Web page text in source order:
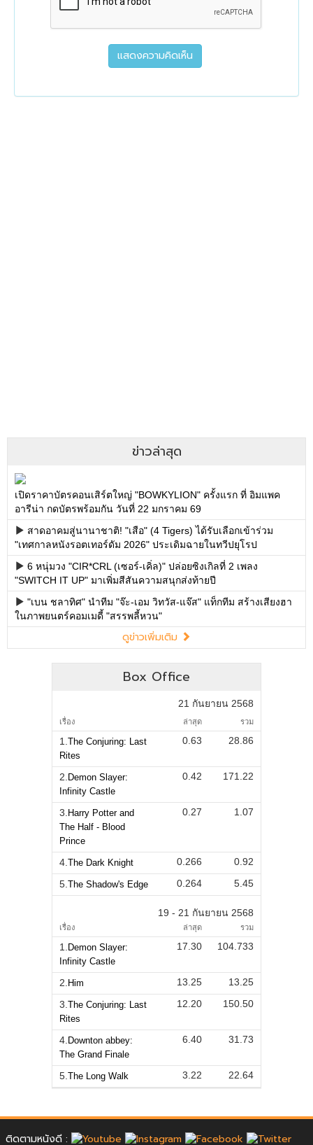
ข่าวล่าสุด
เปิดราคาบัตรคอนเสิร์ตใหญ่ "BOWKYLION" ครั้งแรก ที่ อิมแพค
อารีน่า กดบัตรพร้อมกัน วันที่ 22 มกราคม 69
สาดอาคมสู่นานาชาติ! "เสือ" (4 Tigers) ได้รับเลือกเข้าร่วม
"เทศกาลหนังรอตเทอร์ดัม 2026" ประเดิมฉายในทวีปยุโรป
6 หนุ่มวง "CIR*CRL (เซอร์-เคิ่ล)" ปล่อยซิงเกิลที่ 2 เพลง
"SWITCH IT UP" มาเพิ่มสีสันความสนุกส่งท้ายปี
"เบน ชลาทิศ" นำทีม "จ๊ะ-เอม วิทวัส-แจ๊ส" แท็กทีม สร้างเสียงฮา
ในภาพยนตร์คอมเมดี้ "สรรพลี้หวน"
ดูข่าวเพิ่มเติม
Box Office
21 กันยายน 2568
เรื่อง ล่าสุด รวม
1. The Conjuring: Last
Rites
0.63 28.86
2. Demon Slayer:
Infinity Castle
0.42 171.22
3. Harry Potter and
The Half - Blood
Prince
0.27 1.07
4. The Dark Knight 0.266
0.92
5. The Shadow's Edge 0.264 5.45
19 - 21 กันยายน 2568
เรื่อง ล่าสุด รวม
1. Demon Slayer:
Infinity Castle
17.30 104.733
2. Him 13.25
13.25
3. The Conjuring: Last
Rites
12.20 150.50
4. Downton abbey:
The Grand Finale
6.40 31.73
5. The Long Walk 3.22 22.64
ติดตามหนังดี :